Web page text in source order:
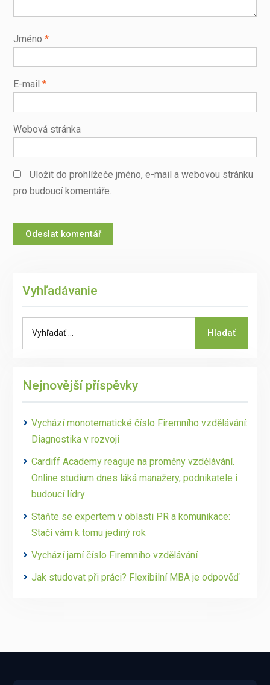
Jméno *
E-mail *
Webová stránka
Uložit do prohlížeče jméno, e-mail a webovou stránku
pro budoucí komentáře.
Vyhľadávanie
Hladať
Nejnovější příspěvky
Vychází monotematické číslo Firemního vzdělávání:
Diagnostika v rozvoji
Cardiff Academy reaguje na proměny vzdělávání.
Online studium dnes láká manažery, podnikatele i
budoucí lídry
Staňte se expertem v oblasti PR a komunikace:
Stačí vám k tomu jediný rok
Vychází jarní číslo Firemního vzdělávání
Jak studovat při práci? Flexibilní MBA je odpověď